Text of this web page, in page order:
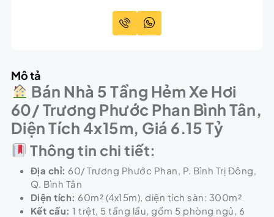
Mô tả
Bán Nhà 5 Tầng Hẻm Xe Hơi
60/ Trương Phước Phan Bình Tân,
Diện Tích 4x15m, Giá 6.15 Tỷ
Thông tin chi tiết:
Địa chỉ: 60/ Trương Phước Phan, P. Bình Trị Đông,
Q. Bình Tân
Diện tích: 60m² (4x15m), diện tích sàn: 300m²
Kết cấu: 1 trệt, 5 tầng lầu, gồm 5 phòng ngủ, 6